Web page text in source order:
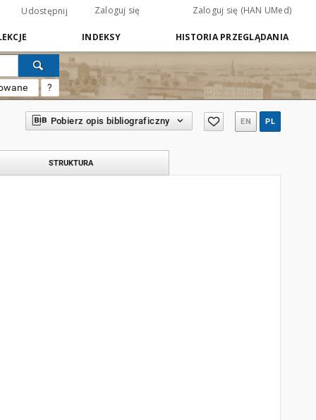
Udostępnij Zaloguj się Zaloguj się (HAN UMed)
INDEKSY HISTORIA PRZEGLĄDANIA
?
Pobierz opis bibliograficzny EN PL
STRUKTURA